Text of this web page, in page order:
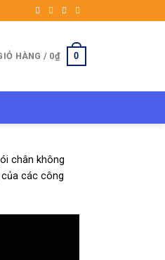
HÀNG / 0₫ 0
chân không
các công